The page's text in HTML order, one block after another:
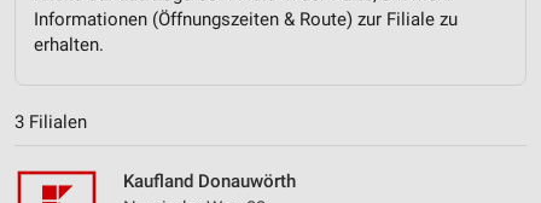
Informationen (Öffnungszeiten & Route) zur Filiale zu
erhalten.
3 Filialen
Kaufland Donauwörth